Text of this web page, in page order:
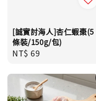
[誠實討海人]杏仁蝦棗(5
條裝/150g/包)
Regular
NT$ 69